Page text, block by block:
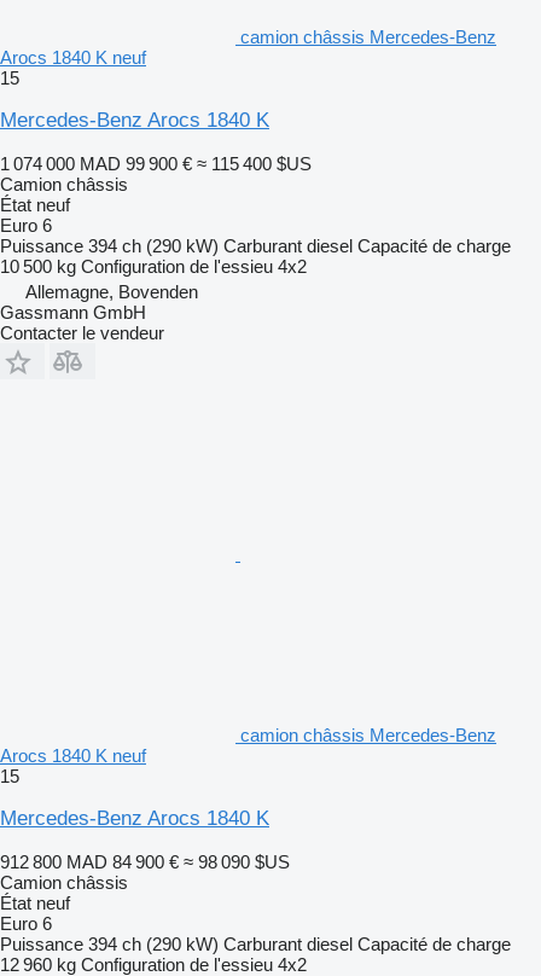
camion châssis Mercedes-Benz
Arocs 1840 K neuf
15
Mercedes-Benz Arocs 1840 K
1 074 000 MAD 99 900 € ≈ 115 400 $US
Camion châssis
État neuf
Euro 6
Puissance 394 ch (290 kW) Carburant diesel Capacité de charge
10 500 kg Configuration de l'essieu 4x2
Allemagne, Bovenden
Gassmann GmbH
Contacter le vendeur
camion châssis Mercedes-Benz
Arocs 1840 K neuf
15
Mercedes-Benz Arocs 1840 K
912 800 MAD 84 900 € ≈ 98 090 $US
Camion châssis
État neuf
Euro 6
Puissance 394 ch (290 kW) Carburant diesel Capacité de charge
12 960 kg Configuration de l'essieu 4x2